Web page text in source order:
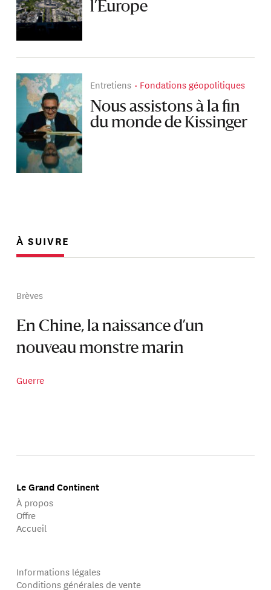
l’Europe
Entretiens Fondations géopolitiques
Nous assistons à la fin
du monde de Kissinger
À SUIVRE
Brèves
En Chine, la naissance d’un
nouveau monstre marin
Guerre
Le Grand Continent
À propos
Offre
Accueil
Informations légales
Conditions générales de vente